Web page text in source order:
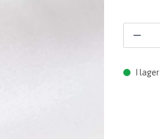
I lager